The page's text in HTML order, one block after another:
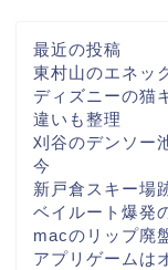
最近の投稿
東村山のエネッ
ディズニーの猫
違いも整理
刈谷のデンソー
今
新戸倉スキー場
ベイルート爆発
macのリップ廃
アプリゲームは